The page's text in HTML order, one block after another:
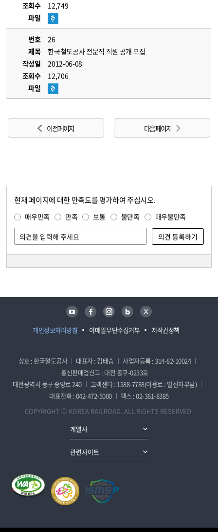
조회수
12,749
파일
번호
26
제목
한국철도공사 전문직 직원 공개 모집
작성일
2012-06-08
조회수
12,706
파일
이전 페이지 다음 페이지
현재 페이지에 대한 만족도를 평가하여 주십시오.
매우만족 만족 보통 불만족 매우불만족
개인정보처리방침 이메일무단수집거부 저작권정책
유튜브 페이스북 인스타그램 블로그 트위터
상호 : 한국철도공사 대표자 : 김태승
사업자등록 : 314-82-10024
통신판매업신고 : 대전 동구-0233호
대전광역시 동구 중앙로 240
고객센터 : 1588-7788(이용료 : 발신자부담)
대표전화 : 042-472-5000
팩스 : 02-361-8385
COPYRIGHT ⓒ KOREA RAILROAD. ALL RIGHTS RESERVED.
계열사
관련사이트